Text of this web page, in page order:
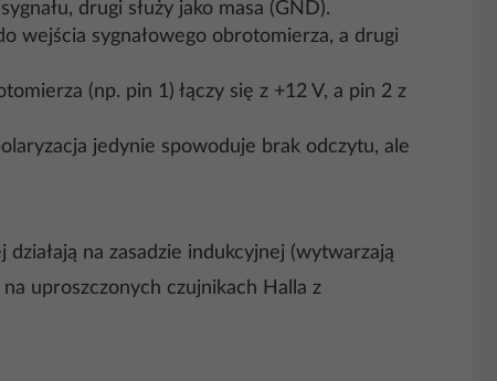
drugi służy jako masa (GND).
wejścia sygnałowego obrotomierza, a drugi
(np. pin 1) łączy się z +12 V, a pin 2 z
jedynie spowoduje brak odczytu, ale
na zasadzie indukcyjnej (wytwarzają
uproszczonych czujnikach Halla z